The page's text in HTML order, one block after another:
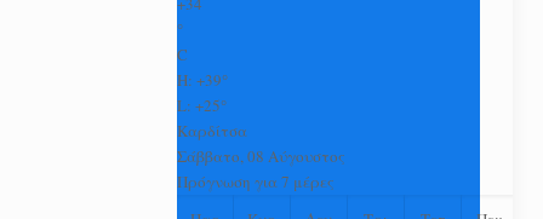
°
C
H:+39°
L:+25°
Καρδίτσα
Σάββατο, 08 Αύγουστος
Πρόγνωση για 7 μέρες